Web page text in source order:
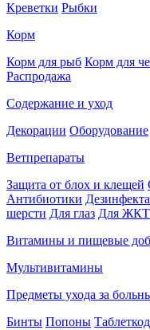
Креветки Рыбки
Корм
Корм для рыб Корм для
Распродажа
Содержание и уход
Декорации Оборудование
Ветпрепараты
Защита от блох и клещей
Антибиотики
шерсти Для глаз Для ЖКТ
Витамины и пищевые
Мультивитамины
Предметы ухода за
Бинты Попоны